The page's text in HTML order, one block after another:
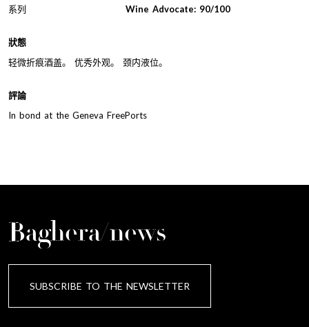
系列
Wine Advocate: 90/100
狀態
轻微折痕酒盖。 优秀外观。 颈内液位。
評論
In bond at the Geneva FreePorts
Baghera/news
SUBSCRIBE TO THE NEWSLETTER